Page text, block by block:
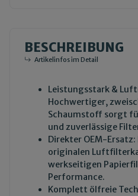
BESCHREIBUNG
Artikelinfos im Detail
Leistungsstark &
Hochwertiger,
Schaumstoff sorgt
und zuverlässige
Direkter OEM-
originalen
werkseitigen
Performance.
Komplett ölfreie